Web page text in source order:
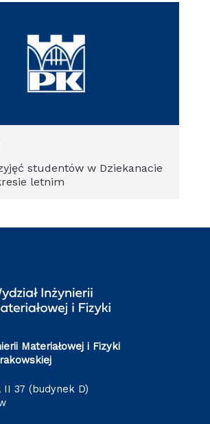
studentów w Dziekanacie
letnim
Materiałowej i Fizyki
II 37 (budynek D)